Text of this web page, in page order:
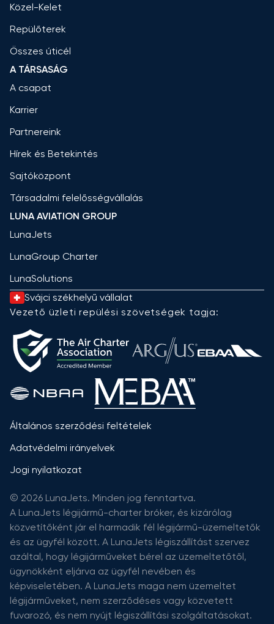
Közel-Kelet
Repülőterek
Összes úticél
A TÁRSASÁG
A csapat
Karrier
Partnereink
Hírek és Betekintés
Sajtóközpont
Társadalmi felelősségvállalás
LUNA AVIATION GROUP
LunaJets
LunaGroup Charter
LunaSolutions
Svájci székhelyű vállalat
Vezető üzleti repülési szövetségek tagja:
Általános szerződési feltételek
Adatvédelmi irányelvek
Jogi nyilatkozat
© 2026 LunaJets. Minden jog fenntartva.
A LunaJets légijármű-charter bróker, és kizárólag
közvetítőként jár el harmadik fél légijármű-üzemeltetők
és az ügyfél között. A LunaJets légiszállítást szervez
azáltal, hogy légijárműveket bérel az üzemeltetőtől,
ügynökként eljárva az ügyfél nevében és
képviseletében. A LunaJets maga nem üzemeltet
légijárműveket, nem szerződéses vagy közvetett
fuvarozó, és nem nyújt légiszállítási szolgáltatásokat.